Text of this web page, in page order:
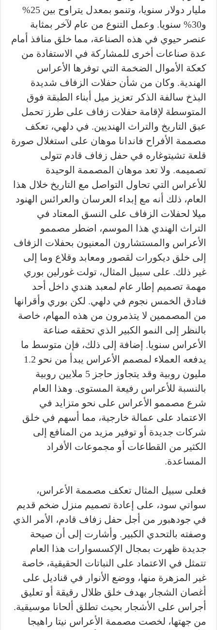
مليار دولار سنويا، وتنمو بمعدل يتراوح بين 25%
و30% سنويا. وعمل التنوع من عام لآخر بمثابة
عنصر حيوي في هذه الصناعة، مما خلق منافذ أمام
عدة صناعات أخرى للمشاركة في الاستفادة من
كعكة الأموال الضخمة التي توفرها الأعراس
الهندية. وكان من شأن حفلات الزفاف شديدة
البذخ سالفة الذكر تعزيز ميل أبناء الطبقة فوق
المتوسطة لإقامة حفلات زفاف على طرز تحمل
عبق التاريخ والتراث الهنديين. في دلهي، تعكف
مصممة الأفراح فاندانا موهان على استغلال صورة
قلعة تشيتوغاره في حفل زفاف قادم تتولى
تصميمه. ولا تعد موهان المصممة الوحيدة
للأعراس التي تحاول التواصل مع التاريخ خلال هذا
العام، ذلك أنه مع إبداء العرسان والعرائس الهنود
ميلا لحفلات الزفاف على النسق المعتاد في
التراث الهندي هذا الموسم، اضطر مصممو
الأعراس والمستشارون المعنيون بحفلات الزفاف
إلى خلق ديكورات لقصور ومعابد وقلاع وما إلى
غير ذلك. على سبيل المثال، تولت غورلين بوري
مهمة تصميم إطار عام لمعبد هندي داخل أحد
فنادق الخمس نجوم في دلهي. لكن بوري وأقرانها
من المصممين لا يتذمرون من هذه المهام، خاصة
بالنظر إلى النمو الكبير الذي تحققه صناعة
الأعراس سنويا. إضافة إلى ذلك، فإن متوسط ما
يدفعه العملاء لمصمم الأعراس يبدأ من نحو 1.2
مليون روبية وقد يتجاوز حاجز 5 ملايين روبية
بالنسبة للأعراس رفيعة المستوى. وهذا العام
شرع مصممو الأعراس على نحو متزايد في
الاعتماد على عمالة خارجية، مما أسهم في خلق
شركات جديدة أو توفير مزيد من المنافع إلى
الكثير من القطاعات أو مجموعات الأفراد
المساعدة.
فعلى سبيل المثال تعكف مصممة الأعراس،
سواتي سود، على إعادة تصميم منزل ضخم قديم
في جودهبور من أجل حفل زفاف قادم، الأمر الذي
وصفته بالتحدي الكبير. وأشارت إلى أن صيحة
جديدة ظهرت بمجال الإكسسوارات هذا العام
تتمثل في الاعتماد على النباتات الحقيقية، خاصة
غير المزهرة منها، ووضع الأنوار في قناديل على
أغصان الشجار بهدف خلق ظلال رقيقة أو تعليق
أجراس على الأشجار بحيث تطلق ألحانا موسيقية.
من جهتها، لخصت مصممة الأعراس نيتا راهيجا